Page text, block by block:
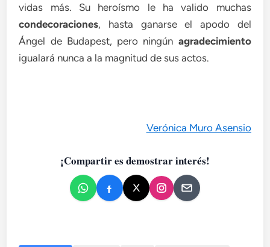
vidas más. Su heroísmo le ha valido muchas
condecoraciones, hasta ganarse el apodo del
Ángel de Budapest, pero ningún agradecimiento
igualará nunca a la magnitud de sus actos.
Verónica Muro Asensio
¡Compartir es demostrar interés!